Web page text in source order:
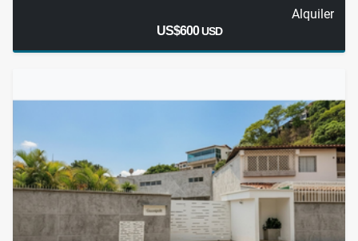
Alquiler
US$600USD